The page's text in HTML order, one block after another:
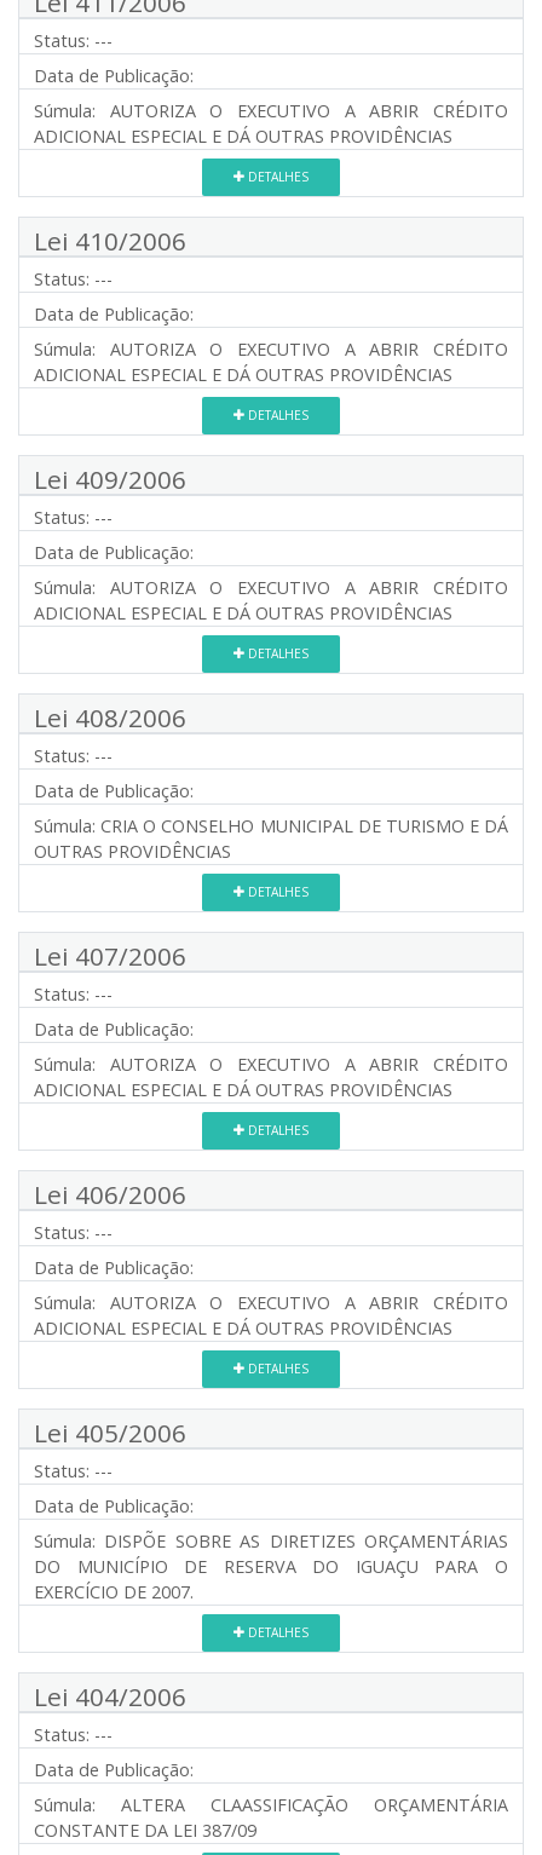
Status: ---
Data de Publicação:
Súmula: AUTORIZA O EXECUTIVO A ABRIR CRÉDITO
ADICIONAL ESPECIAL E DÁ OUTRAS PROVIDÊNCIAS
DETALHES
Lei 410/2006
Status: ---
Data de Publicação:
Súmula: AUTORIZA O EXECUTIVO A ABRIR CRÉDITO
ADICIONAL ESPECIAL E DÁ OUTRAS PROVIDÊNCIAS
DETALHES
Lei 409/2006
Status: ---
Data de Publicação:
Súmula: AUTORIZA O EXECUTIVO A ABRIR CRÉDITO
ADICIONAL ESPECIAL E DÁ OUTRAS PROVIDÊNCIAS
DETALHES
Lei 408/2006
Status: ---
Data de Publicação:
Súmula: CRIA O CONSELHO MUNICIPAL DE TURISMO E DÁ
OUTRAS PROVIDÊNCIAS
DETALHES
Lei 407/2006
Status: ---
Data de Publicação:
Súmula: AUTORIZA O EXECUTIVO A ABRIR CRÉDITO
ADICIONAL ESPECIAL E DÁ OUTRAS PROVIDÊNCIAS
DETALHES
Lei 406/2006
Status: ---
Data de Publicação:
Súmula: AUTORIZA O EXECUTIVO A ABRIR CRÉDITO
ADICIONAL ESPECIAL E DÁ OUTRAS PROVIDÊNCIAS
DETALHES
Lei 405/2006
Status: ---
Data de Publicação:
Súmula: DISPÕE SOBRE AS DIRETIZES ORÇAMENTÁRIAS
DO MUNICÍPIO DE RESERVA DO IGUAÇU PARA O
EXERCÍCIO DE 2007.
DETALHES
Lei 404/2006
Status: ---
Data de Publicação:
Súmula: ALTERA CLAASSIFICAÇÃO ORÇAMENTÁRIA
CONSTANTE DA LEI 387/09